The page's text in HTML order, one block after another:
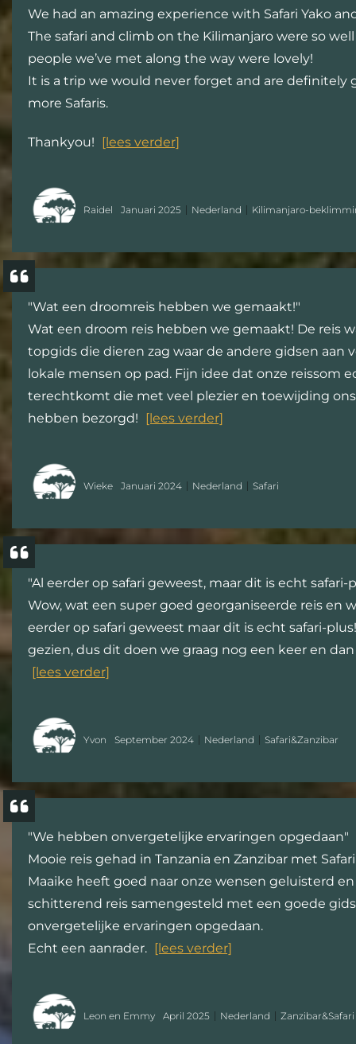
We had an amazing experience with Safari Yako
The safari and climb on the Kilimanjaro were so
people we’ve met along the way were lovely!
It is a trip we would never forget and are definitely
more Safaris.
Thankyou! [lees verder]
Raidel Januari 2025 Nederland Kilimanjaro-
"Wat een droomreis hebben we gemaakt!"
Wat een droom reis hebben we gemaakt! De reis
topgids die dieren zag waar de andere gidsen aan
lokale mensen op pad. Fijn idee dat onze reissom
terechtkomt die met veel plezier en toewijding ons
hebben bezorgd! [lees verder]
Wieke Januari 2024 Nederland Safari
"Al eerder op safari geweest, maar dit is echt safari-
Wow, wat een super goed georganiseerde reis en
eerder op safari geweest maar dit is echt safari-
gezien, dus dit doen we graag nog een keer en dan
[lees verder]
Yvon September 2024 Nederland Safari&Zanzibar
"We hebben onvergetelijke ervaringen opgedaan"
Mooie reis gehad in Tanzania en Zanzibar met Safari
Maaike heeft goed naar onze wensen geluisterd
schitterend reis samengesteld met een goede
onvergetelijke ervaringen opgedaan.
Echt een aanrader. [lees verder]
Leon en Emmy April 2025 Nederland Zanzibar&Safari